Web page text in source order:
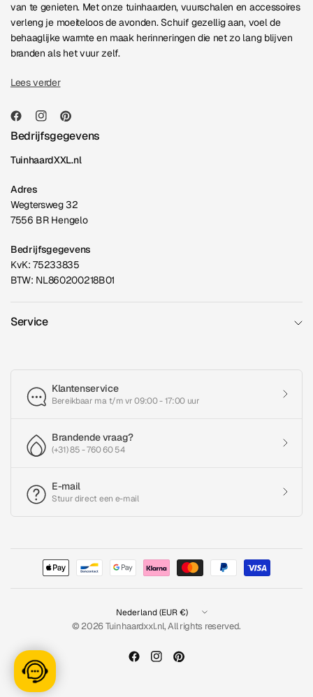
van te genieten. Met onze tuinhaarden, vuurschalen en accessoires
verleng je moeiteloos de avonden. Schuif gezellig aan, voel de
behaaglijke warmte en maak herinneringen die net zo lang blijven
branden als het vuur zelf.
Lees verder
Bedrijfsgegevens
TuinhaardXXL.nl
Adres
Wegtersweg 32
7556 BR Hengelo
Bedrijfsgegevens
KvK: 75233835
BTW: NL860200218B01
Service
Klantenservice
Bereikbaar ma t/m vr 09:00 - 17:00 uur
Brandende vraag?
(+31) 85 - 760 60 54
E-mail
Stuur direct een e-mail
Land/regio
bijwerken
© 2026 Tuinhaardxxl.nl, All rights reserved.